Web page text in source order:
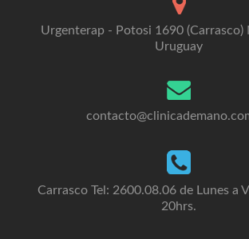
Urgenterap - Potosi 1690 (Carrasco)
Uruguay
Carrasco Tel: 2600.08.06 de Lunes a
20hrs.